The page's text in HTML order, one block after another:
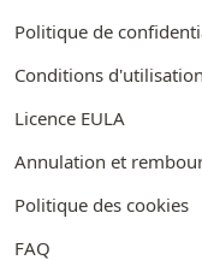
Politique de
Conditions d'utilisation
Licence EULA
Annulation et
Politique des cookies
FAQ